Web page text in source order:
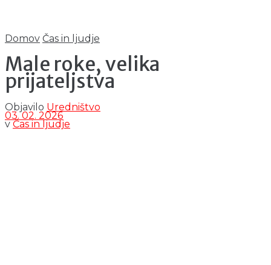
Domov Čas in ljudje
Male roke, velika
prijateljstva
Objavilo Uredništvo
03. 02. 2026
v Čas in ljudje